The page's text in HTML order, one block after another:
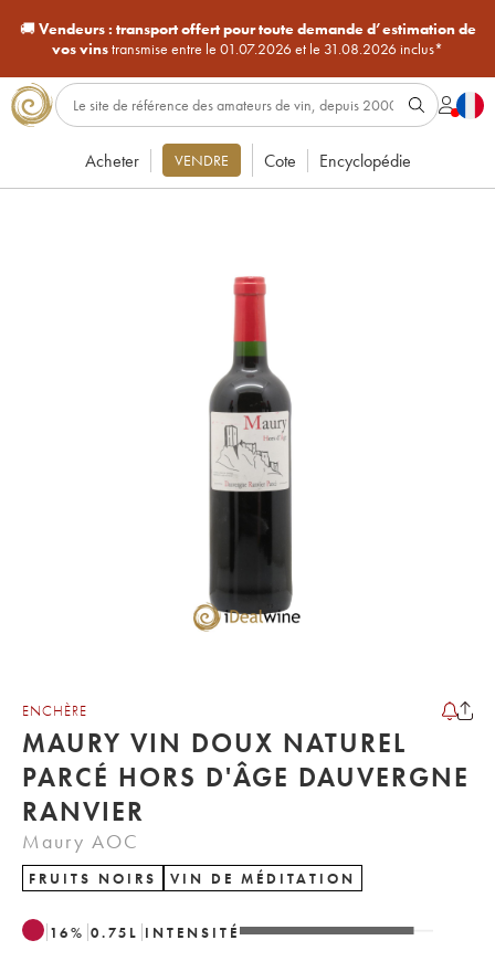
🚚Vendeurs : transport offert pour toute demande d’estimation de
vos vinstransmise entre le 01.07.2026 et le 31.08.2026 inclus*
Acheter VENDRE Cote Encyclopédie
ENCHÈRE
MAURY VIN DOUX NATUREL
PARCÉ HORS D'ÂGE DAUVERGNE
RANVIER
Maury AOC
FRUITS NOIRS VIN DE MÉDITATION
16% 0.75 L INTENSITÉ